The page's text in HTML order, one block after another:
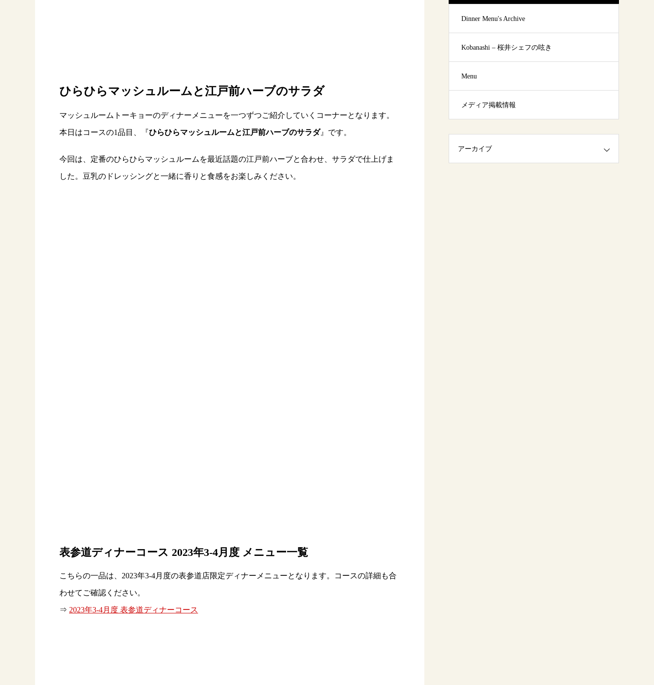
ひらひらマッシュルームと江戸前ハーブのサラダ
マッシュルームトーキョーのディナーメニューを一つずつご紹介していくコーナーとなります。
本日はコースの1品目、『ひらひらマッシュルームと江戸前ハーブのサラダ』です。
今回は、定番のひらひらマッシュルームを最近話題の江戸前ハーブと合わせ、サラダで仕上げま
した。豆乳のドレッシングと一緒に香りと食感をお楽しみください。
表参道ディナーコース 2023年3-4月度 メニュー一覧
こちらの一品は、2023年3-4月度の表参道店限定ディナーメニューとなります。コースの詳細も合
わせてご確認ください。
⇒ 2023年3-4月度 表参道ディナーコース
Dinner Menu's Archive
Kobanashi – 桜井シェフの呟き
Menu
メディア掲載情報
アーカイブ